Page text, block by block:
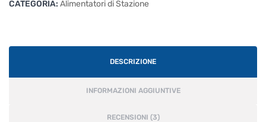
CATEGORIA: Alimentatori di Stazione
DESCRIZIONE
INFORMAZIONI AGGIUNTIVE
RECENSIONI (3)